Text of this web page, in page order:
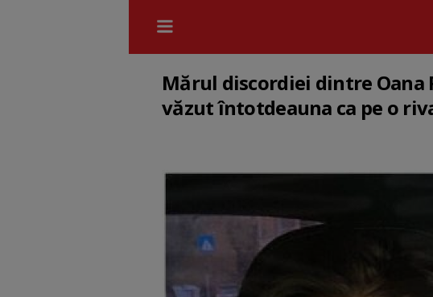
Mărul discordiei dintre Oana
văzut întotdeauna ca pe o